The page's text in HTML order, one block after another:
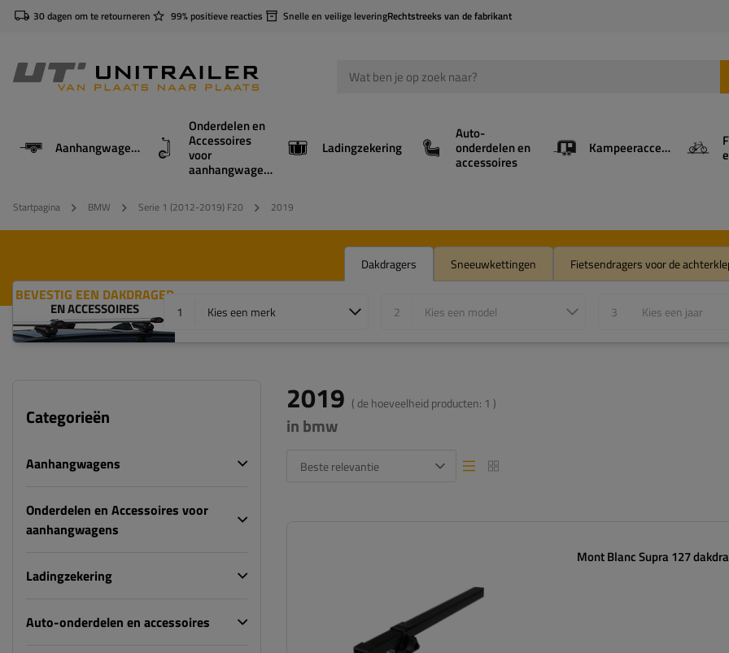
30 dagen om te retourneren 99% positieve reacties Snelle en veilige leveringRechtstreeks van de fabrikant
Aanhangwagens
Onderdelen en
Accessoires
voor
aanhangwagens
Ladingzekering
Auto-
onderdelen en
accessoires
Kampeeraccessoires
Startpagina BMW Serie 1 (2012-2019) F20 2019
Dakdragers Sneeuwkettingen Fietsendragers voor de
BEVESTIG EEN DAKDRAGER
EN ACCESSOIRES 1 Kies een merk 2 Kies een model 3 Kies een jaar
Categorieën
Aanhangwagens
Onderdelen en Accessoires voor
aanhangwagens
Ladingzekering
Auto-onderdelen en accessoires
2019 ( de hoeveelheid producten: 1 )
in bmw
Beste relevantie Lijstweergave
Lijstweergave
Mont Blanc Supra 127